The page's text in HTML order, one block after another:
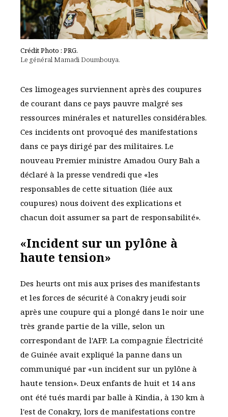
Crédit Photo : PRG.
Le général Mamadi Doumbouya.
Ces limogeages surviennent après des coupures
de courant dans ce pays pauvre malgré ses
ressources minérales et naturelles considérables.
Ces incidents ont provoqué des manifestations
dans ce pays dirigé par des militaires. Le
nouveau Premier ministre Amadou Oury Bah a
déclaré à la presse vendredi que «les
responsables de cette situation (liée aux
coupures) nous doivent des explications et
chacun doit assumer sa part de responsabilité».
«Incident sur un pylône à
haute tension»
Des heurts ont mis aux prises des manifestants
et les forces de sécurité à Conakry jeudi soir
après une coupure qui a plongé dans le noir une
très grande partie de la ville, selon un
correspondant de l'AFP. La compagnie Électricité
de Guinée avait expliqué la panne dans un
communiqué par «un incident sur un pylône à
haute tension». Deux enfants de huit et 14 ans
ont été tués mardi par balle à Kindia, à 130 km à
l'est de Conakry, lors de manifestations contre